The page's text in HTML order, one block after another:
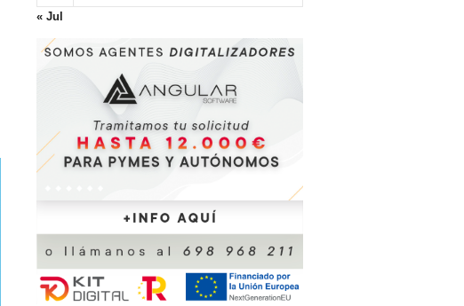
« Jul